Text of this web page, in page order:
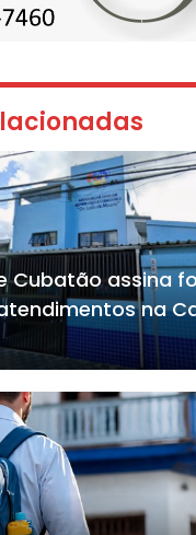
Cubatão assina
na